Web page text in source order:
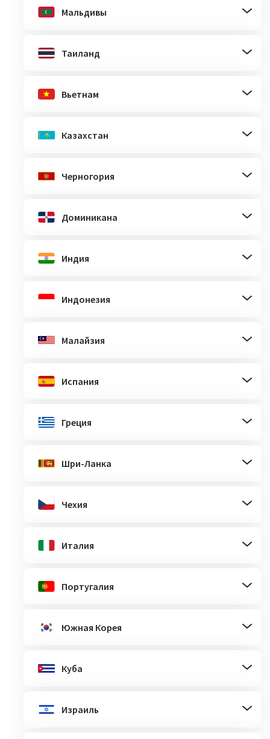
Мальдивы
Таиланд
Вьетнам
Казахстан
Черногория
Доминикана
Индия
Индонезия
Малайзия
Испания
Греция
Шри-Ланка
Чехия
Италия
Португалия
Южная Корея
Куба
Израиль